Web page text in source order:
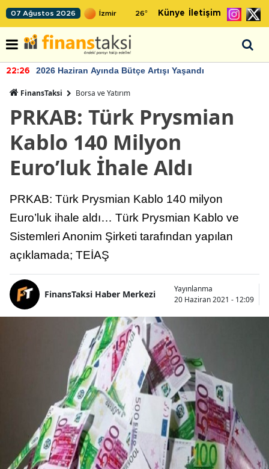
07 Ağustos 2026 26° Künye İletişim
22:26 2026 Haziran Ayında Bütçe Artışı Yaşandı
FinansTaksi Borsa ve Yatırım
PRKAB: Türk Prysmian
Kablo 140 Milyon
Euro’luk İhale Aldı
PRKAB: Türk Prysmian Kablo 140 milyon
Euro’luk ihale aldı… Türk Prysmian Kablo ve
Sistemleri Anonim Şirketi tarafından yapılan
açıklamada; TEİAŞ
FinansTaksi Haber Merkezi
Yayınlanma
20 Haziran 2021 - 12:09